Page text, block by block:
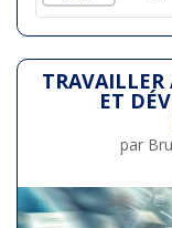
TRAVAILLER
ET
par